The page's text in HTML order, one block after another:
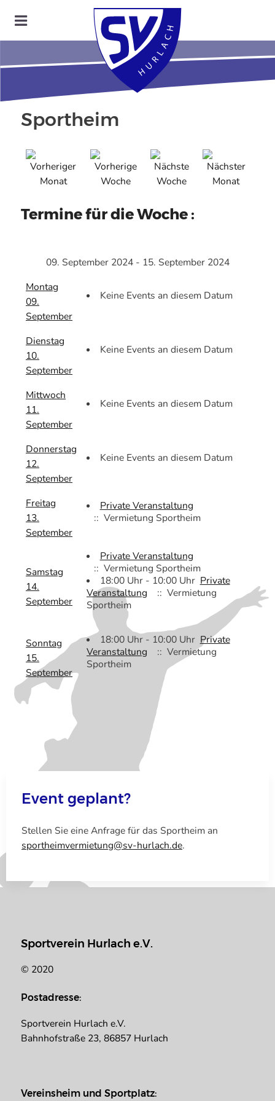
Sportheim
Termine für die Woche :
09. September 2024 - 15. September 2024
Montag
09.
September
Keine Events an diesem Datum
Dienstag
10.
September
Keine Events an diesem Datum
Mittwoch
11.
September
Keine Events an diesem Datum
Donnerstag
12.
September
Keine Events an diesem Datum
Freitag
13.
September
Private Veranstaltung
:: Vermietung Sportheim
Samstag
14.
September
Private Veranstaltung
:: Vermietung Sportheim
18:00 Uhr - 10:00 Uhr Private
Veranstaltung
:: Vermietung
Sportheim
Sonntag
15.
September
18:00 Uhr - 10:00 Uhr Private
Veranstaltung
:: Vermietung
Sportheim
Event geplant?
Stellen Sie eine Anfrage für das Sportheim an
sportheimvermietung@sv-hurlach.de.
Sportverein Hurlach e.V.
© 2020
Postadresse:
Sportverein Hurlach e.V.
Bahnhofstraße 23, 86857 Hurlach
Vereinsheim und Sportplatz: